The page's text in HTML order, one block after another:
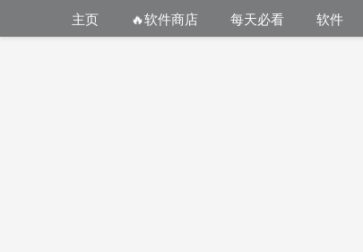
主页 🔥软件商店 每天必看 软件